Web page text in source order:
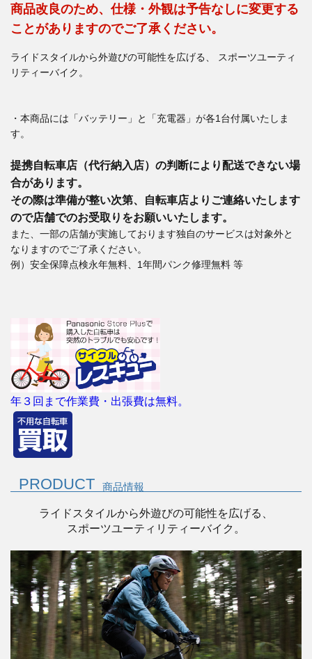
商品改良のため、仕様・外観は予告なしに変更する
ことがありますのでご了承ください。
ライドスタイルから外遊びの可能性を広げる、 スポーツユーティ
リティーバイク。
・本商品には「バッテリー」と「充電器」が各1台付属いたしま
す。
提携自転車店（代行納入店）の判断により配送できない場
合があります。
その際は準備が整い次第、自転車店よりご連絡いたします
ので店舗でのお受取りをお願いいたします。
また、一部の店舗が実施しております独自のサービスは対象外と
なりますのでご了承ください。
例）安全保障点検永年無料、1年間パンク修理無料 等
年３回まで作業費・出張費は無料。
PRODUCT 商品情報
ライドスタイルから外遊びの可能性を広げる、
スポーツユーティリティーバイク。